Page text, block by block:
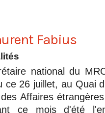
Fabius
national du
ce 26 juillet, au Quai
Affaires
ce mois d'été